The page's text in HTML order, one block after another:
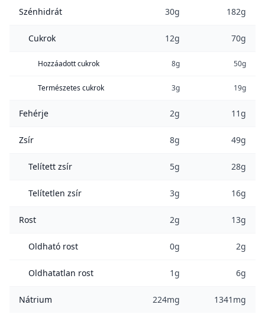
Szénhidrát 30g 182g
Cukrok 12g 70g
Hozzáadott cukrok 8g 50g
Természetes cukrok 3g 19g
Fehérje 2g 11g
Zsír 8g 49g
Telített zsír 5g 28g
Telítetlen zsír 3g 16g
Rost 2g 13g
Oldható rost 0g 2g
Oldhatatlan rost 1g 6g
Nátrium 224mg 1341mg